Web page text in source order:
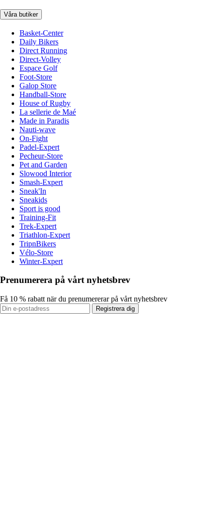
Våra butiker
Basket-Center
Daily Bikers
Direct Running
Direct-Volley
Espace Golf
Foot-Store
Galop Store
Handball-Store
House of Rugby
La sellerie de Maé
Made in Paradis
Nauti-wave
On-Fight
Padel-Expert
Pecheur-Store
Pet and Garden
Slowood Interior
Smash-Expert
Sneak'In
Sneakids
Sport is good
Training-Fit
Trek-Expert
Triathlon-Expert
TripnBikers
Vélo-Store
Winter-Expert
Prenumerera på vårt nyhetsbrev
Få 10 % rabatt när du prenumererar på vårt nyhetsbrev
Registrera dig